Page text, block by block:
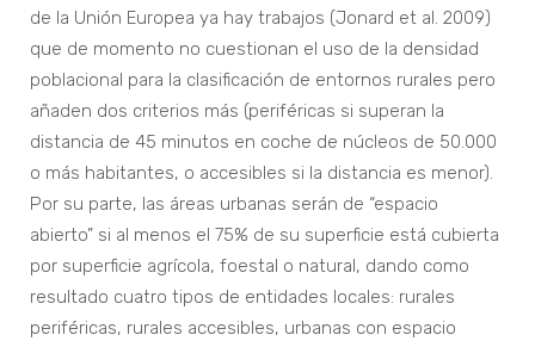
de la Unión Europea ya hay trabajos (Jonard et al. 2009)
que de momento no cuestionan el uso de la densidad
poblacional para la clasificación de entornos rurales pero
añaden dos criterios más (periféricas si superan la
distancia de 45 minutos en coche de núcleos de 50.000
o más habitantes, o accesibles si la distancia es menor).
Por su parte, las áreas urbanas serán de “espacio
abierto” si al menos el 75% de su superficie está cubierta
por superficie agrícola, foestal o natural, dando como
resultado cuatro tipos de entidades locales: rurales
periféricas, rurales accesibles, urbanas con espacio